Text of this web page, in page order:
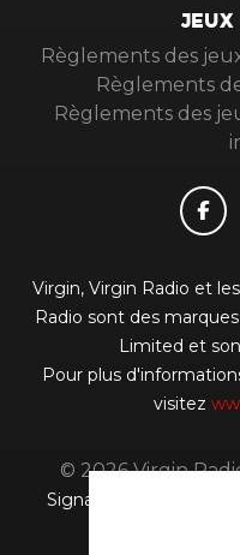
JEUX
Règlements des
Règlements
Règlements des
Virgin, Virgin Radio et
Radio sont des
Limited et
Pour plus
visitez
© 2026 Virgin
Signaler un contenu